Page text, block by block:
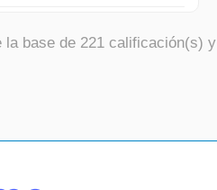
base de 221 calificación(s) y